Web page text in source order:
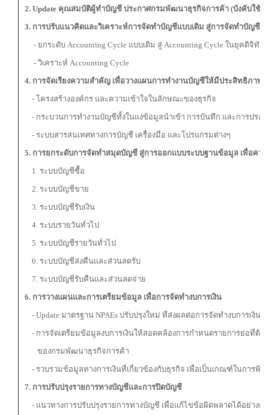
2. Update คุณสมบัติผู้ทำบัญชี ประกาศกรมพัฒนาธุรกิจการค้า (บังคับใช้ 1
3. การปรับแนวคิดและวิเคราะห์การจัดทำบัญชีแบบเดิม สู่การจัดทำบัญชีแ
- ยกระดับ Accounting Cycle แบบเดิม สู่ Accounting Cycle ในยุคดิจิทัล
- วิเคราะห์ Accounting Cycle
4. การจัดเรียงความสำคัญ เพื่อวางแผนการทำงานบัญชีให้มีประสิทธิภาพ
- โครงสร้างองค์กร และความเข้าใจในลักษณะของธุรกิจ
- กระบวนการทำงานบัญชีทั้งในแง่ข้อมูลนำเข้า การบันทึก และการประม
- ระบบสารสนเทศทางการบัญชี เครื่องมือ และโปรแกรมต่างๆ
5. การยกระดับการจัดทำสมุดบัญชี สู่การออกแบบระบบฐานข้อมูล เพื่อคว
1. ระบบบัญชีซื้อ
2. ระบบบัญชีขาย
3. ระบบบัญชีรับเงิน
4. ระบบรายวันทั่วไป
5. ระบบบัญชีรายวันทั่วไป
6. ระบบบัญชีส่งคืนและส่วนลดรับ
7. ระบบบัญชีรับคืนและส่วนลดจ่าย
6. การวางแผนและการเตรียมข้อมูล เพื่อการจัดทำงบการเงิน
- Update มาตรฐาน NPAEs ปรับปรุงใหม่ ที่ส่งผลต่อการจัดทำงบการเงินใ
- การจัดเตรียมข้อมูลงบการเงินให้สอดคล้องการกำหนดรายการย่อที่ต้อง
ของกรมพัฒนาธุรกิจการค้า
- รวบรวมข้อมูลทางการเงินที่เกี่ยวข้องกับธุรกิจ เพื่อเป็นเกณฑ์ในการพิจ
7. การปรับปรุงรายการทางบัญชีและการปิดบัญชี
- แนวทางการปรับปรุงรายการทางบัญชี เพื่อแก้ไขข้อผิดพลาดได้อย่างตร